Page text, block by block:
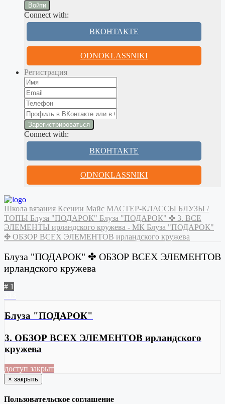
Войти
Connect with:
ВКОНТАКТЕ
ODNOKLASSNIKI
Регистрация
Connect with:
ВКОНТАКТЕ
ODNOKLASSNIKI
Школа вязания Ксении Майс МАСТЕР-КЛАССЫ БЛУЗЫ /
ТОПЫ Блуза "ПОДАРОК" Блуза "ПОДАРОК" ✤ 3. ВСЕ
ЭЛЕМЕНТЫ ирландского кружева - МК Блуза "ПОДАРОК"
✤ ОБЗОР ВСЕХ ЭЛЕМЕНТОВ ирландского кружева
Блуза "ПОДАРОК" ✤ ОБЗОР ВСЕХ ЭЛЕМЕНТОВ
ирландского кружева
# 1
Блуза "ПОДАРОК"
3. ОБЗОР ВСЕХ ЭЛЕМЕНТОВ ирландского
кружева
доступ закрыт
× закрыть
Пользовательское соглашение